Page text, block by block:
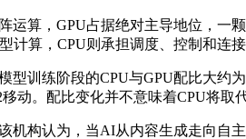
运算，GPU占据绝对主导地位，一
计算，CPU则承担调度、控制和连
训练阶段的CPU与GPU配比大约
移动。配比变化并不意味着CPU将
机构认为，当AI从内容生成走向自